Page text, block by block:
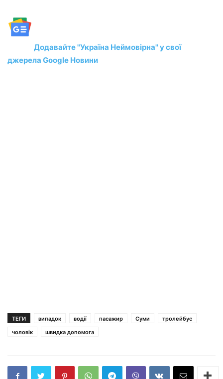
Додавайте "Україна Неймовірна" у свої
джерела Google Новини
ТЕГИ випадок водії пасажир Суми
тролейбус
чоловік
швидка допомога